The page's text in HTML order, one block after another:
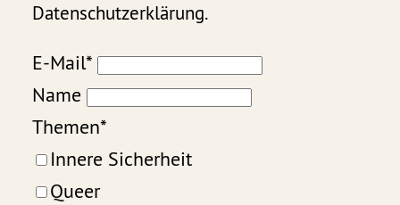
Datenschutzerklärung.
E-Mail*
Name
Themen*
Innere Sicherheit
Queer